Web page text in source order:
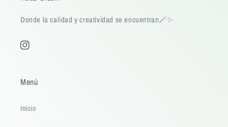
Donde la calidad y creatividad se encuentran🪄✨
Instagram
Menú
Inicio